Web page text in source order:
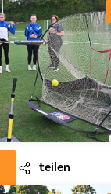
teilen